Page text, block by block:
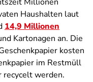
Haushalten laut
14,9 Millionen
Kartonagen an. Die
kosten
im Restmüll
recycelt werden.